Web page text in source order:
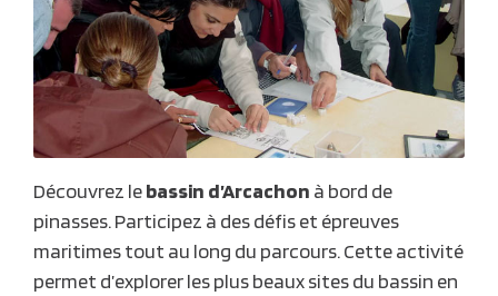
Découvrez lebassin d’Arcachon à bord de
pinasses. Participez à des défis et épreuves
maritimes tout au long du parcours. Cette activité
permet d’explorer les plus beaux sites du bassin en